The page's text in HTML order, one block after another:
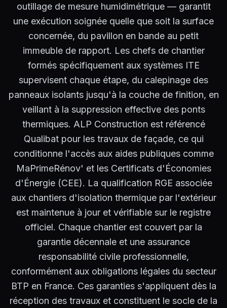
outillage de mesure humidimétrique — garantit
une exécution soignée quelle que soit la surface
concernée, du pavillon en bande au petit
immeuble de rapport. Les chefs de chantier
formés spécifiquement aux systèmes ITE
supervisent chaque étape, du calepinage des
panneaux isolants jusqu'à la couche de finition, en
veillant à la suppression effective des ponts
thermiques. ALP Construction est référencé
Qualibat pour les travaux de façade, ce qui
conditionne l'accès aux aides publiques comme
MaPrimeRénov' et les Certificats d'Économies
d'Énergie (CEE). La qualification RGE associée
aux chantiers d'isolation thermique par l'extérieur
est maintenue à jour et vérifiable sur le registre
officiel. Chaque chantier est couvert par la
garantie décennale et une assurance
responsabilité civile professionnelle,
conformément aux obligations légales du secteur
BTP en France. Ces garanties s'appliquent dès la
réception des travaux et constituent le socle de la